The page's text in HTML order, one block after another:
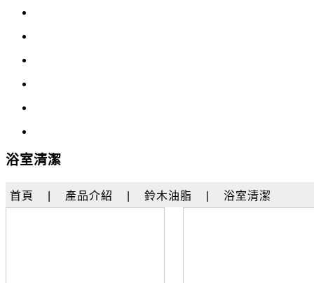
浴室清潔
首頁 產品介紹 鈴木油脂 浴室清潔